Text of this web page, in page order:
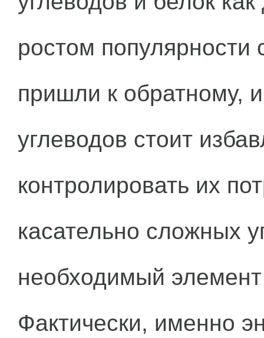
ростом
пришли к обратному,
углеводов стоит
контролировать их
касательно сложных
необходимый
Фактически, именно